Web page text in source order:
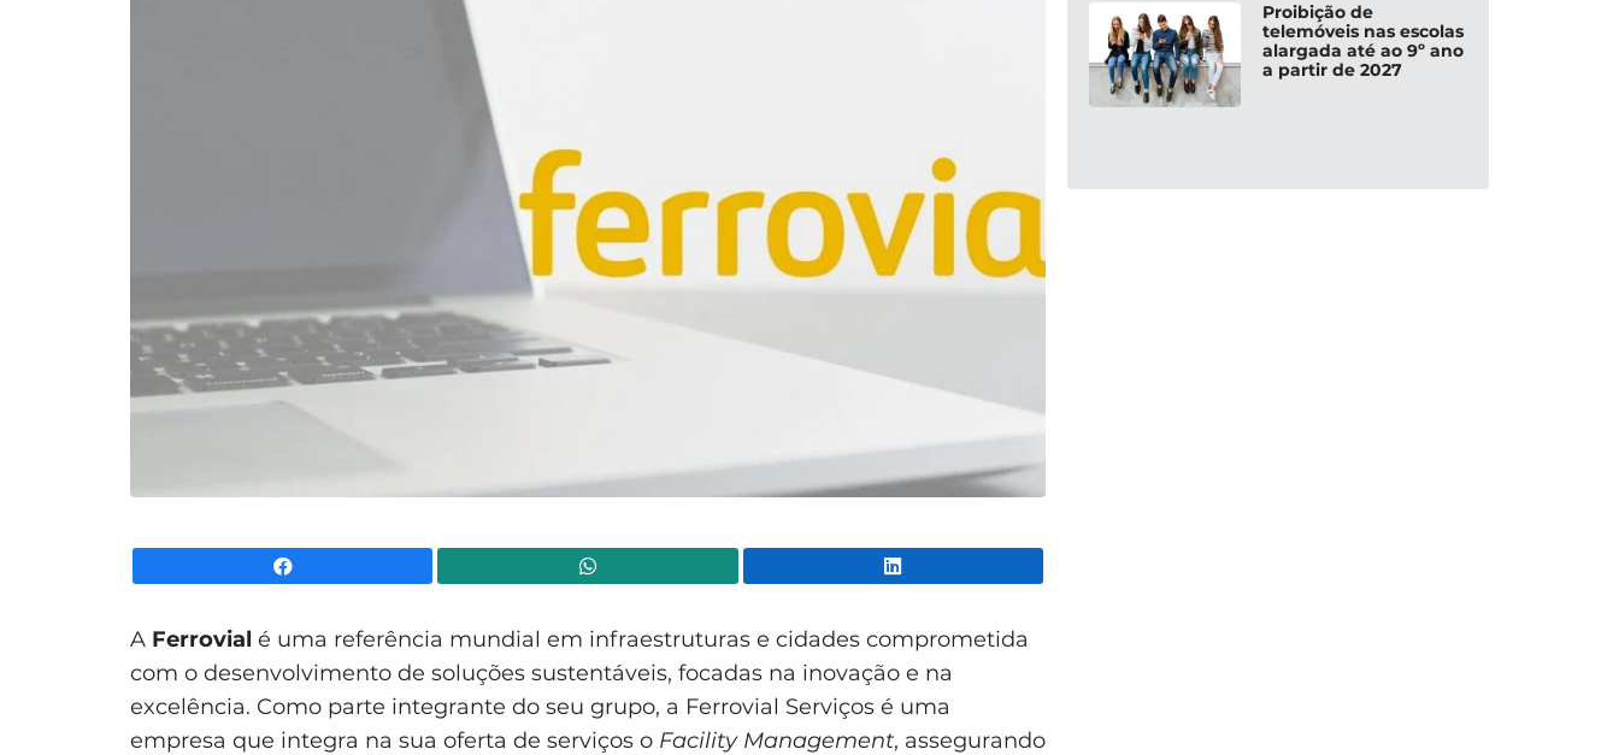
A Ferrovial é uma referência mundial em infraestruturas e cidades comprometida
com o desenvolvimento de soluções sustentáveis, focadas na inovação e na
excelência. Como parte integrante do seu grupo, a Ferrovial Serviços é uma
empresa que integra na sua oferta de serviços o Facility Management, assegurando
Proibição de
telemóveis nas escolas
alargada até ao 9º ano
a partir de 2027